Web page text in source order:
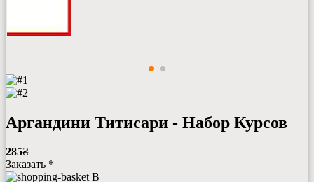
Аргандини Титисари - Набор Курсов
285₴
Заказать *
В